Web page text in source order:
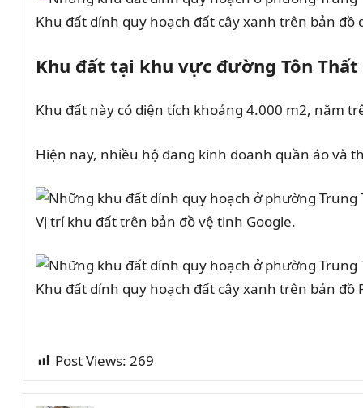
Khu đất dính quy hoạch đất cây xanh trên bản đồ
Khu đất tại khu vực đường Tôn Thất
Khu đất này có diện tích khoảng 4.000 m2, nằm
Hiện nay, nhiều hộ đang kinh doanh quần áo và
Vị trí khu đất trên bản đồ vệ tinh Google.
Khu đất dính quy hoạch đất cây xanh trên bản đồ
Post Views: 269